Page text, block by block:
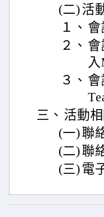
(二) 活
１、 會
２、
入
３、
三、 活動
(一) 聯
(二) 聯
(三) 電